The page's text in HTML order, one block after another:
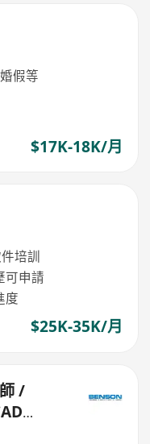
假等
$17K-18K/月
培訓
可申請
度
$25K-35K/月
/